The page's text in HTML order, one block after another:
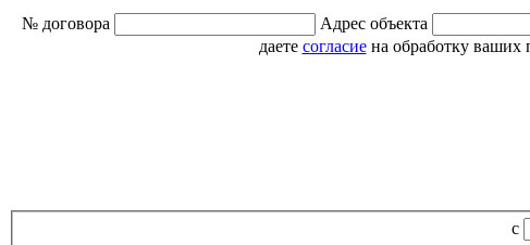
№ договора
Адрес объекта
даете согласиена обработку ваших
с